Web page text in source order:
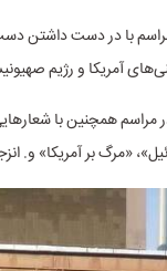
آمریکا و رژیم
همچنین با
«مرگ بر آمریکا» و.